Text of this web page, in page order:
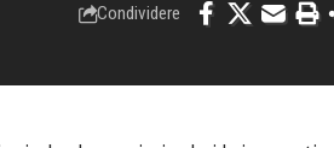
Condividere